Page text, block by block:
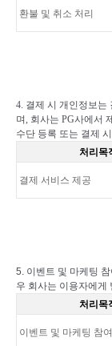
환불 및 취소 처리
4. 결제 시 개인정보는
며, 회사는 PG사에서
수단 등록 또는 결제
처리목
결제 서비스 제공
5. 이벤트 및 마케팅
우 회사는 이용자에게
처리목
이벤트 및 마케팅 참여